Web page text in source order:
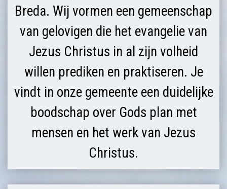
Breda. Wij vormen een gemeenschap
van gelovigen die het evangelie van
Jezus Christus in al zijn volheid
willen prediken en praktiseren. Je
vindt in onze gemeente een duidelijke
boodschap over Gods plan met
mensen en het werk van Jezus
Christus.